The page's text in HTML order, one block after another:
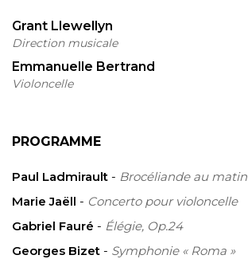
Direction musicale
Grant Llewellyn
Violoncelle
Emmanuelle Bertrand
PROGRAMME
Paul Ladmirault - Brocéliande au matin
Marie Jaëll - Concerto pour violoncelle
Gabriel Fauré - Élégie, Op.24
Georges Bizet - Symphonie « Roma »